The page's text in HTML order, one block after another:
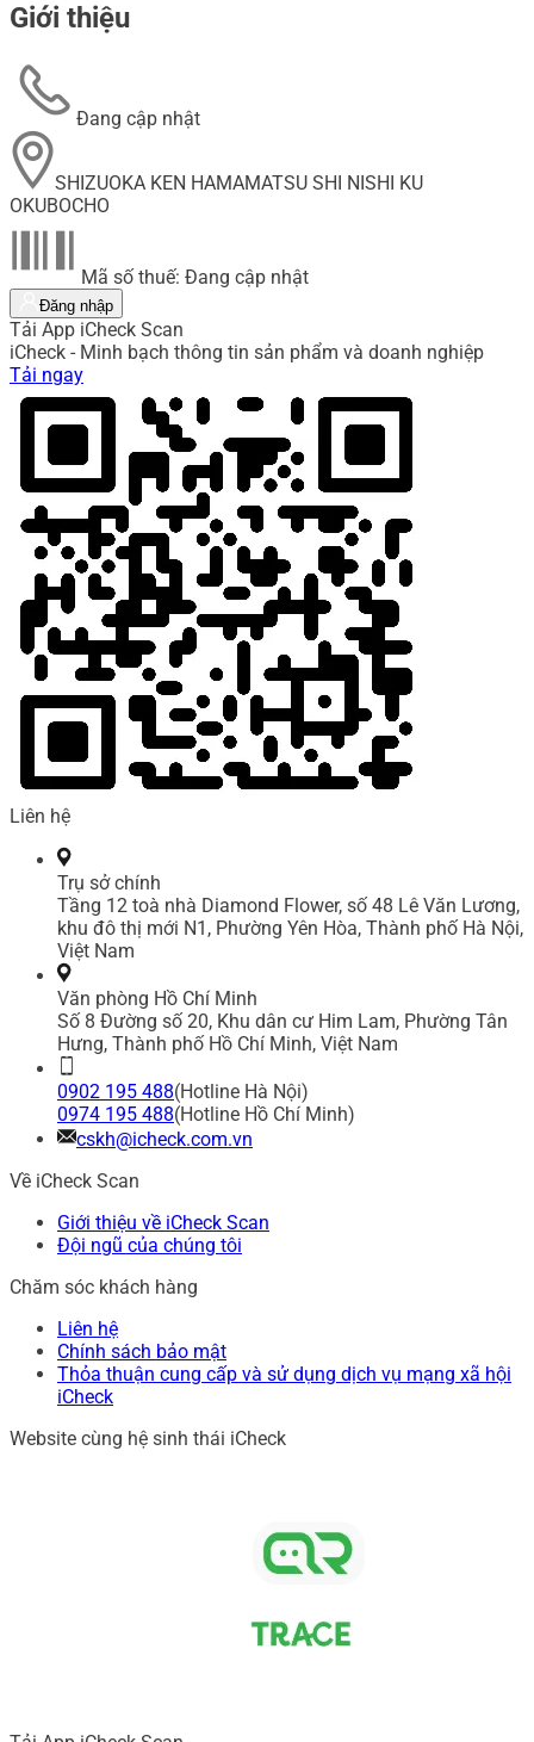
Giới thiệu
Đang cập nhật
SHIZUOKA KEN HAMAMATSU SHI NISHI KU
OKUBOCHO
Mã số thuế: Đang cập nhật
Đăng nhập
Tải App iCheck Scan
iCheck - Minh bạch thông tin sản phẩm và doanh nghiệp
Tải ngay
Liên hệ
Trụ sở chính
Tầng 12 toà nhà Diamond Flower, số 48 Lê Văn Lương,
khu đô thị mới N1, Phường Yên Hòa, Thành phố Hà Nội,
Việt Nam
Văn phòng Hồ Chí Minh
Số 8 Đường số 20, Khu dân cư Him Lam, Phường Tân
Hưng, Thành phố Hồ Chí Minh, Việt Nam
0902 195 488(Hotline Hà Nội)
0974 195 488(Hotline Hồ Chí Minh)
cskh@icheck.com.vn
Về iCheck Scan
Giới thiệu về iCheck Scan
Đội ngũ của chúng tôi
Chăm sóc khách hàng
Liên hệ
Chính sách bảo mật
Thỏa thuận cung cấp và sử dụng dịch vụ mạng xã hội
iCheck
Website cùng hệ sinh thái iCheck